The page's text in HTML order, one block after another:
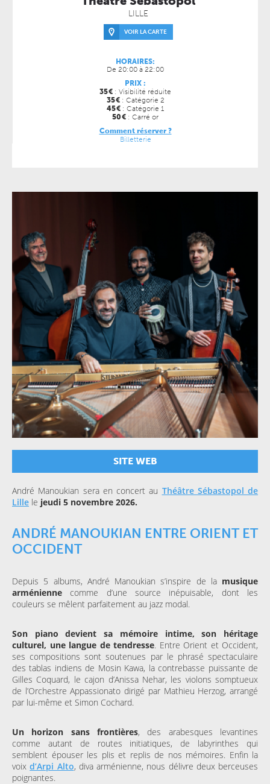
LILLE
VOIR LA CARTE
HORAIRES:
De 20:00 à 22:00
PRIX :
35€ : Visibilité réduite
35€ : Catégorie 2
45€ : Catégorie 1
50€ : Carré or
Comment réserver ?
Billetterie
SITE WEB
André Manoukian sera en concert au Théâtre Sébastopol de
Lille le jeudi 5 novembre 2026.
ANDRÉ MANOUKIAN ENTRE ORIENT ET
OCCIDENT
Depuis 5 albums, André Manoukian s’inspire de la musique
arménienne comme d’une source inépuisable, dont les
couleurs se mêlent parfaitement au jazz modal.
Son piano devient
sa mémoire intime, son héritage
culturel, une langue de tendresse. Entre Orient et Occident,
ses compositions sont soutenues par le phrasé spectaculaire
des tablas indiens de Mosin Kawa, la contrebasse puissante de
Gilles Coquard, le cajon d’Anissa Nehar, les violons somptueux
de l’Orchestre Appassionato dirigé par Mathieu Herzog, arrangé
par lui-même et Simon Cochard.
Un horizon sans frontières, des arabesques levantines
comme autant de routes initiatiques, de labyrinthes qui
semblent épouser les plis et replis de nos mémoires. Enfin la
voixd’Arpi Alto, diva arménienne, nous délivre deux berceuses
poignantes.